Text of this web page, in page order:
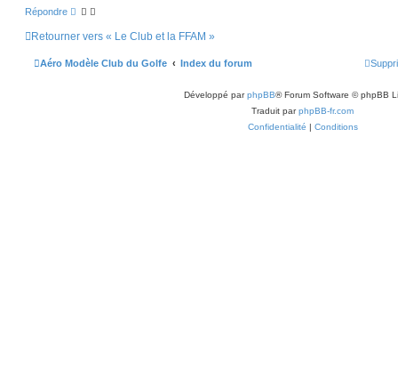
Répondre
Retourner vers « Le Club et la FFAM »
Aéro Modèle Club du Golfe Index du forum
Développé parphpBB® Forum Software © phpBB
Traduit parphpBB-fr.com
Confidentialité | Conditions